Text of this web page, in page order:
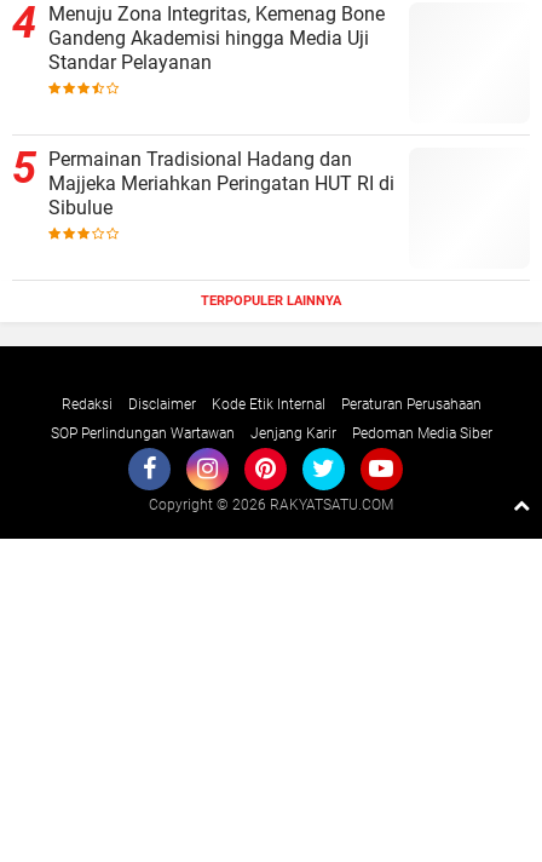
Menuju Zona Integritas, Kemenag Bone
Gandeng Akademisi hingga Media Uji
Standar Pelayanan
Permainan Tradisional Hadang dan
Majjeka Meriahkan Peringatan HUT RI di
Sibulue
TERPOPULER LAINNYA
Redaksi Disclaimer Kode Etik Internal
Peraturan Perusahaan
SOP Perlindungan Wartawan
Jenjang Karir Pedoman Media Siber
Copyright © 2026 RAKYATSATU.COM
Raushan